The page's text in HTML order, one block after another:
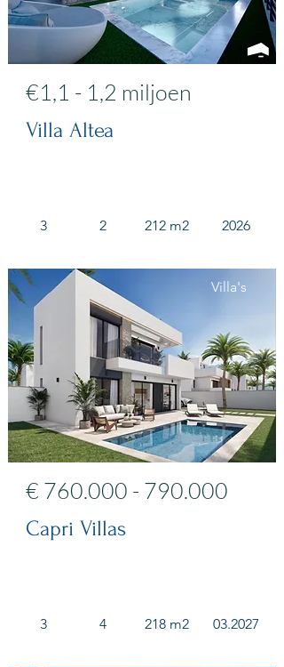
€1,1 - 1,2 miljoen
Villa Altea
3 2 212 m2 2026
Villa's
€ 760.000 - 790.000
Capri Villas
3 4 218 m2 03.2027